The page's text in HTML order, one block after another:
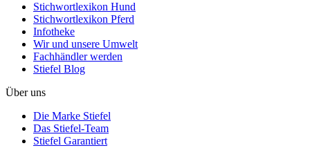
Stichwortlexikon Hund
Stichwortlexikon Pferd
Infotheke
Wir und unsere Umwelt
Fachhändler werden
Stiefel Blog
Über uns
Die Marke Stiefel
Das Stiefel-Team
Stiefel Garantiert